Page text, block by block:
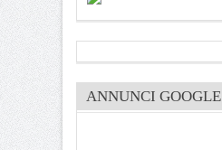
ANNUNCI GOOGLE